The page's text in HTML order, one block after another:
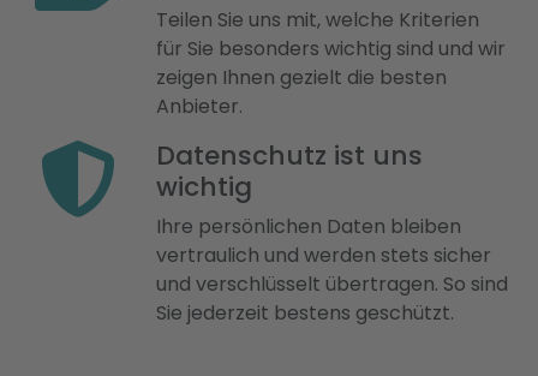
Teilen Sie uns mit, welche Kriterien
für Sie besonders wichtig sind und wir
zeigen Ihnen gezielt die besten
Anbieter.
Datenschutz ist uns
wichtig
Ihre persönlichen Daten bleiben
vertraulich und werden stets sicher
und verschlüsselt übertragen. So sind
Sie jederzeit bestens geschützt.